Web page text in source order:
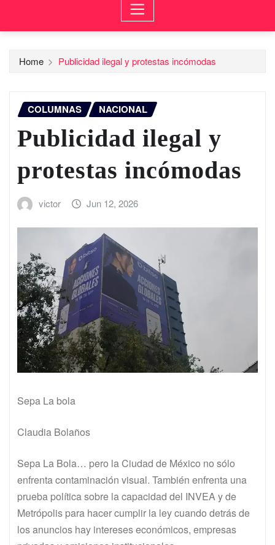
Home Publicidad ilegal y protestas incómodas
COLUMNAS NACIONAL
Publicidad ilegal y
protestas incómodas
victor Jun 12, 2026
Sepa La bola
Claudia Bolaños
Sepa La Bola… pero la Ciudad de México no sólo
enfrenta contaminación visual. También enfrenta una
prueba política sobre la capacidad del INVEA y de
Metrópolis para hacer cumplir la ley cuando detrás de
los anuncios hay intereses económicos, empresas